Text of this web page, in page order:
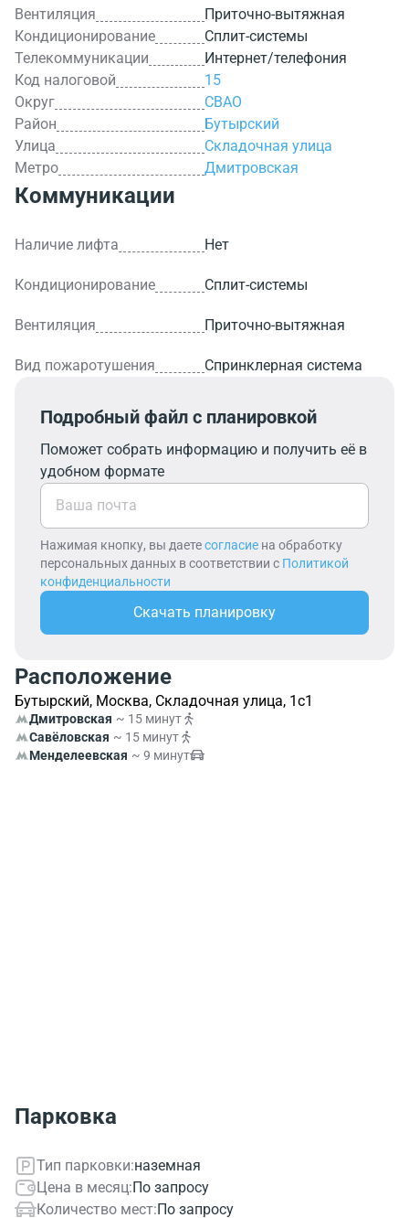
Вентиляция
Приточно-вытяжная
Кондиционирование
Сплит-системы
Телекоммуникации
Интернет/телефония
Код налоговой
15
Округ
СВАО
Район
Бутырский
Улица
Складочная улица
Метро
Дмитровская
Коммуникации
Наличие лифта Нет
Кондиционирование Сплит-системы
Вентиляция Приточно-вытяжная
Вид пожаротушения Спринклерная система
Подробный файл с планировкой
Поможет собрать информацию и получить её в
удобном формате
Нажимая кнопку, вы даетесогласие на обработку
персональных данных в соответствии с Политикой
конфиденциальности
Скачать планировку
Расположение
Бутырский, Москва, Складочная улица, 1с1
Дмитровская ~ 15 минут
Савёловская ~ 15 минут
Менделеевская ~ 9 минут
Парковка
Тип парковки:наземная
Цена в месяц:По запросу
Количество мест:По запросу